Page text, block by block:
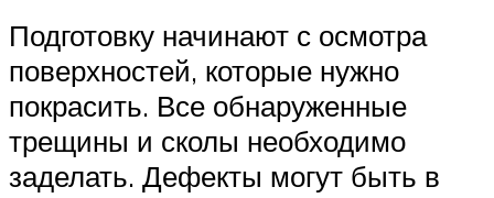
Подготовку начинают с осмотра
поверхностей, которые нужно
покрасить. Все обнаруженные
трещины и сколы необходимо
заделать. Дефекты могут быть в